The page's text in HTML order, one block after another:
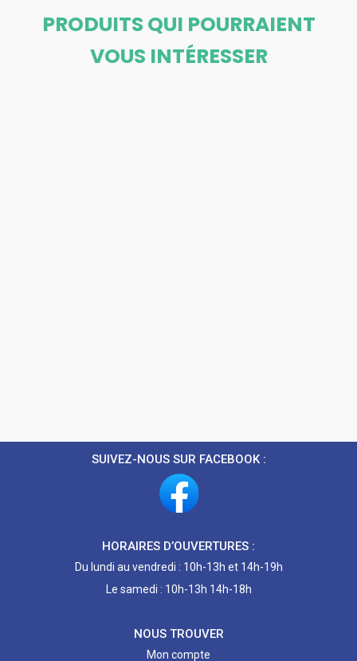
PRODUITS QUI POURRAIENT
VOUS INTÉRESSER
SUIVEZ-NOUS SUR FACEBOOK :
HORAIRES D’OUVERTURES :
Du lundi au vendredi : 10h-13h et 14h-19h
Le samedi : 10h-13h 14h-18h
NOUS TROUVER
Mon compte